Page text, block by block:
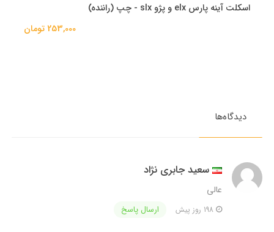
اسکلت آینه پارس elx و پژو slx - چپ (راننده)
253,000 تومان
دیدگاه‌ها
سعید جابری نژاد
عالی
ارسال پاسخ